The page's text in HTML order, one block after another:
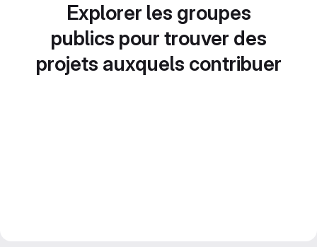
Explorer les groupes
publics pour trouver des
projets auxquels contribuer